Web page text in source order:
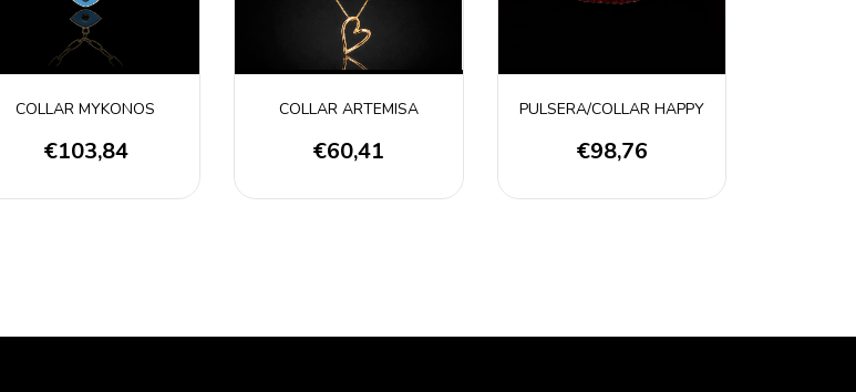
COLLAR MYKONOS
€103,84
COLLAR ARTEMISA
€60,41
PULSERA/COLLAR HAPPY
€98,76